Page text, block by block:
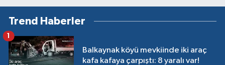
Trend Haberler
Balkaynak köyü mevkiinde iki araç
kafa kafaya çarpıştı: 8 yaralı var!
1